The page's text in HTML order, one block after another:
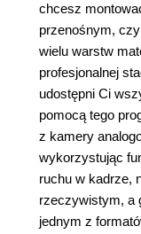
chcesz
przenośnym,
wielu warstw
profesjonalnej
udostępni Ci
pomocą tego
z kamery
wykorzystując
ruchu w kadrze,
rzeczywistym, a
jednym z